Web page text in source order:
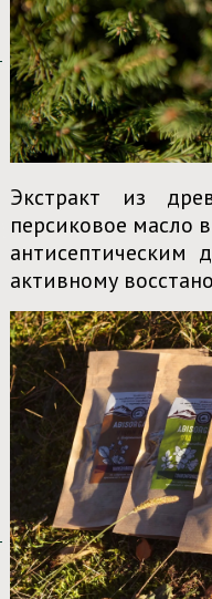
Экстракт из
персиковое масло в
антисептическим
активному